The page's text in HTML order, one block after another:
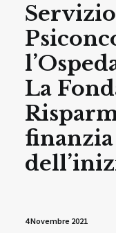
La
4 Novembre 2021